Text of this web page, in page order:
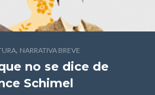
, NARRATIVA BREVE
no se dice de
Schimel